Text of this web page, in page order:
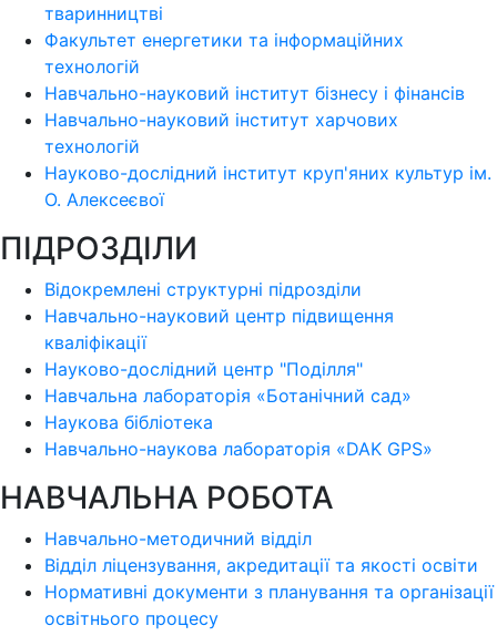
тваринництві
Факультет енергетики та інформаційних
технологій
Навчально-науковий інститут бізнесу і фінансів
Навчально-науковий інститут харчових
технологій
Науково-дослідний інститут круп'яних культур ім.
О. Алексеєвої
ПІДРОЗДІЛИ
Відокремлені структурні підрозділи
Навчально-науковий центр підвищення
кваліфікації
Науково-дослідний центр "Поділля"
Навчальна лабораторія «Ботанічний сад»
Наукова бібліотека
Навчально-наукова лабораторія «DAK GPS»
НАВЧАЛЬНА РОБОТА
Навчально-методичний відділ
Відділ ліцензування, акредитації та якості освіти
Нормативні документи з планування та організації
освітнього процесу